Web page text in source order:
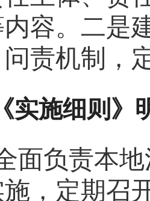
容。二是
责机制，
《实施细则》
面负责本
，定期召